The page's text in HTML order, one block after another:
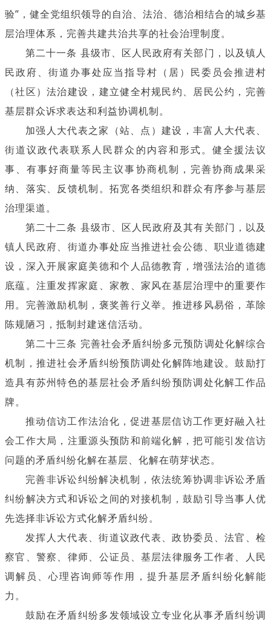
验”，健全党组织领导的自治、法治、德治相结合的城乡基
层治理体系，完善共建共治共享的社会治理制度。
第二十一条 县级市、区人民政府有关部门，以及镇人
民政府、街道办事处应当指导村（居）民委员会推进村
（社区）法治建设，建立健全村规民约、居民公约，完善
基层群众诉求表达和利益协调机制。
加强人大代表之家（站、点）建设，丰富人大代表、
街道议政代表联系人民群众的内容和形式。健全援法议
事、有事好商量等民主议事协商机制，完善协商成果采
纳、落实、反馈机制。拓宽各类组织和群众有序参与基层
治理渠道。
第二十二条 县级市、区人民政府及其有关部门，以及
镇人民政府、街道办事处应当推进社会公德、职业道德建
设，深入开展家庭美德和个人品德教育，增强法治的道德
底蕴。注重发挥家庭、家教、家风在基层治理中的重要作
用。完善激励机制，褒奖善行义举。推进移风易俗，革除
陈规陋习，抵制封建迷信活动。
第二十三条 完善社会矛盾纠纷多元预防调处化解综合
机制，推进社会矛盾纠纷预防调处化解阵地建设。鼓励打
造具有苏州特色的基层社会矛盾纠纷预防调处化解工作品
牌。
推动信访工作法治化，促进基层信访工作更好融入社
会工作大局，注重源头预防和前端化解，把可能引发信访
问题的矛盾纠纷化解在基层、化解在萌芽状态。
完善非诉讼纠纷解决机制，依法统筹协调非诉讼矛盾
纠纷解决方式和诉讼之间的对接机制，鼓励引导当事人优
先选择非诉讼方式化解矛盾纠纷。
发挥人大代表、街道议政代表、政协委员、法官、检
察官、警察、律师、公证员、基层法律服务工作者、人民
调解员、心理咨询师等作用，提升基层矛盾纠纷化解能
力。
鼓励在矛盾纠纷多发领域设立专业化从事矛盾纠纷调